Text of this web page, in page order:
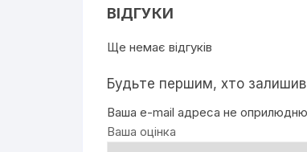
ВІДГУКИ
Ще немає відгуків
Будьте першим, хто залишив
Ваша e-mail адреса не
Ваша оцінка